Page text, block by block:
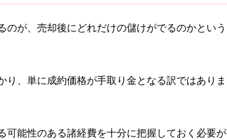
が、売却後にどれだけの儲けがでるのかという
、単に成約価格が手取り金となる訳ではありま
可能性のある諸経費を十分に把握しておく必要が